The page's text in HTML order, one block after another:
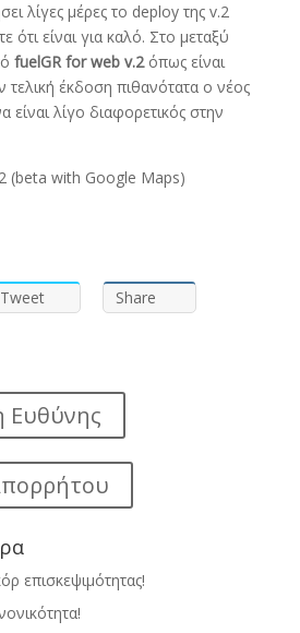
λίγες μέρες το deploy της v.2
ότι είναι για καλό. Στο μεταξύ
fuelGR for web v.2όπως είναι
τελική έκδοση πιθανότατα ο νέος
είναι λίγο διαφορετικός στην
Tweet Share
Ευθύνης
επισκεψιμότητας!